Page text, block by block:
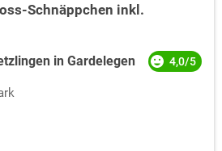
Schnäppchen inkl.
in Gardelegen 4,0/5